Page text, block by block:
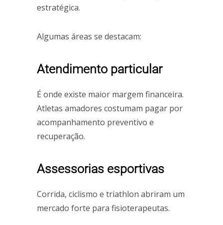
estratégica.
Algumas áreas se destacam:
Atendimento particular
É onde existe maior margem financeira.
Atletas amadores costumam pagar por
acompanhamento preventivo e
recuperação.
Assessorias esportivas
Corrida, ciclismo e triathlon abriram um
mercado forte para fisioterapeutas.